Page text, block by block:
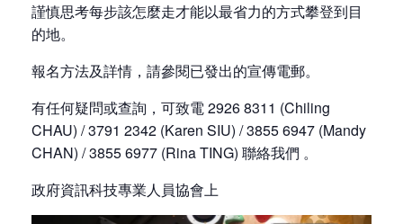
謹慎思考每步該怎麼走才能以最省力的方式攀登到目
的地。
報名方法及詳情，請參閱已發出的宣傳電郵。
有任何疑問或查詢，可致電 2926 8311 (Chiling
CHAU) / 3791 2342 (Karen SIU) / 3855 6947 (Mandy
CHAN) / 3855 6977 (Rina TING) 聯絡我們 。
政府資訊科技專業人員協會上